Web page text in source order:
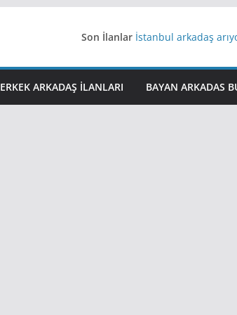
Son İlanlar İstanbul arkadaş
Yeni Bir Aşk Lazım
iş arayanlara iş
ERKEK ARKADAŞ ILANLARI BAYAN ARKADAS